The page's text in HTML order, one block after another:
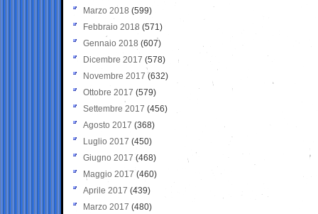
Marzo 2018 (599)
Febbraio 2018 (571)
Gennaio 2018 (607)
Dicembre 2017 (578)
Novembre 2017 (632)
Ottobre 2017 (579)
Settembre 2017 (456)
Agosto 2017 (368)
Luglio 2017 (450)
Giugno 2017 (468)
Maggio 2017 (460)
Aprile 2017 (439)
Marzo 2017 (480)